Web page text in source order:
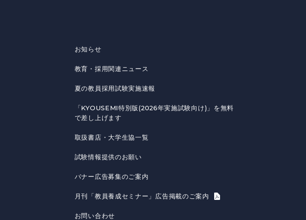
お知らせ
教育・採用関連ニュース
夏の教員採用試験実施速報
「KYOUSEMI特別版(2026年実施試験向け)」を無料
で差し上げます
取扱書店・大学生協一覧
試験情報提供のお願い
バナー広告募集のご案内
月刊「教員養成セミナー」広告掲載のご案内
お問い合わせ